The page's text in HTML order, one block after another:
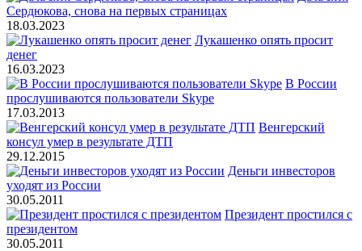
Сердюкова, снова на первых страницах
18.03.2023
Лукашенко опять просит
денег
16.03.2023
В России
прослушиваются пользователи Skype
17.03.2013
Венгерский
консул умер в результате ДТП
29.12.2015
Деньги инвесторов
уходят из России
30.05.2011
Президент простился с
президентом
30.05.2011